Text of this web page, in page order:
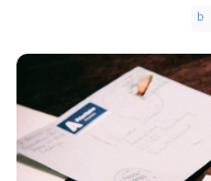
by